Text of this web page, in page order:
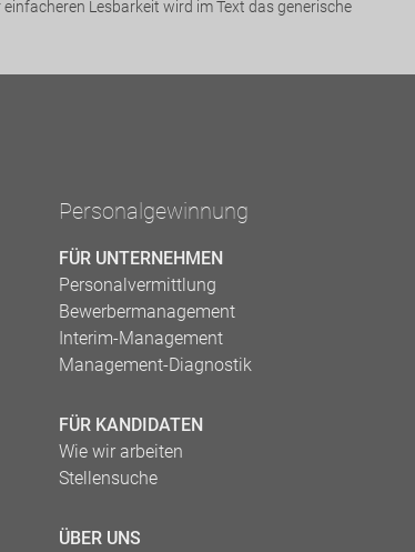
Lesbarkeit wird im Text das generische
Personalgewinnung
FÜR UNTERNEHMEN
Personalvermittlung
Bewerbermanagement
Interim-Management
Management-Diagnostik
FÜR KANDIDATEN
Wie wir arbeiten
Stellensuche
ÜBER UNS